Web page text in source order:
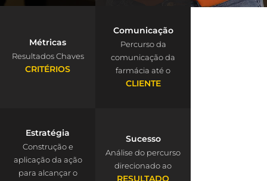
Métricas
Resultados Chaves
CRITÉRIOS
Comunicação
Percurso da
comunicação da
farmácia até o
CLIENTE
Estratégia
Construção e
aplicação da ação
para alcançar o
Sucesso
Análise do percurso
direcionado ao
RESULTADO